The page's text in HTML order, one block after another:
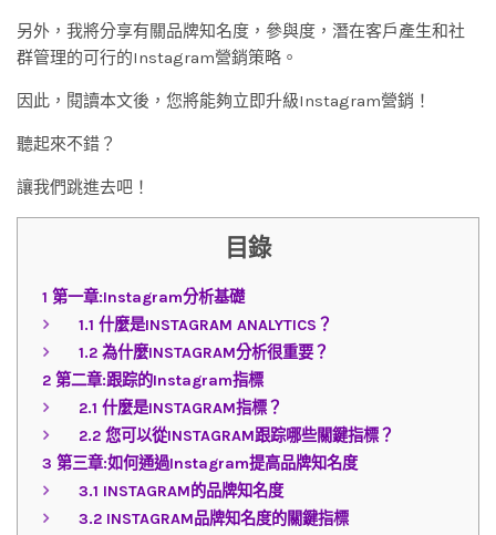
另外，我將分享有關品牌知名度，參與度，潛在客戶產生和社
群管理的可行的Instagram營銷策略。
因此，閱讀本文後，您將能夠立即升級Instagram營銷！
聽起來不錯？
讓我們跳進去吧！
目錄
1 第一章:Instagram分析基礎
1.1 什麼是INSTAGRAM ANALYTICS？
1.2 為什麼INSTAGRAM分析很重要？
2 第二章:跟踪的Instagram指標
2.1 什麼是INSTAGRAM指標？
2.2 您可以從INSTAGRAM跟踪哪些關鍵指標？
3 第三章:如何通過Instagram提高品牌知名度
3.1 INSTAGRAM的品牌知名度
3.2 INSTAGRAM品牌知名度的關鍵指標